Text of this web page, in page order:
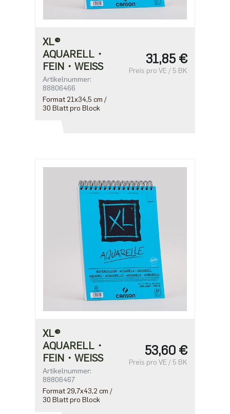
XL®
AQUARELL・
FEIN・WEISS
Artikelnummer:
88806466
Format 21x34,5 cm /
30 Blatt pro Block
31,85 €
Preis pro VE / 5 BK
XL®
AQUARELL・
FEIN・WEISS
Artikelnummer:
88806467
Format 29,7x43,2 cm /
30 Blatt pro Block
53,60 €
Preis pro VE / 5 BK